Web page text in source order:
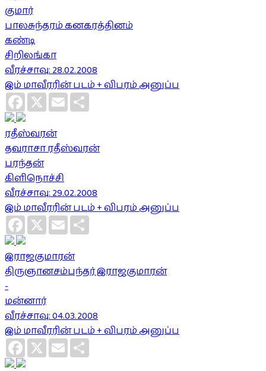
குமார்
பாலசுந்தரம் கனகரத்தினம்
கண்டி
சிறிலங்கா
வீரச்சாவு: 28.02.2008
இம் மாவீரரின் படம் + விபரம் அனுப்ப
Facebook
X Email
ரதீஸ்வரன்
தவராசா ரதீஸ்வரன்
பரந்தன்
கிளிநொச்சி
வீரச்சாவு: 29.02.2008
இம் மாவீரரின் படம் + விபரம் அனுப்ப
Facebook
X Email
இராஜகுமாரன்
திருஞானசம்பந்தர் இராஜகுமாரன்
-
மன்னார்
வீரச்சாவு: 04.03.2008
இம் மாவீரரின் படம் + விபரம் அனுப்ப
Facebook
X Email